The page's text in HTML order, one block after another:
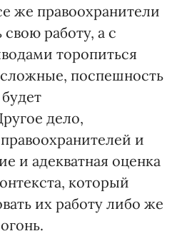
же правоохранители
работу, а с
торопиться
сложные, поспешность
дело,
и
и адекватная оценка
который
их работу либо же